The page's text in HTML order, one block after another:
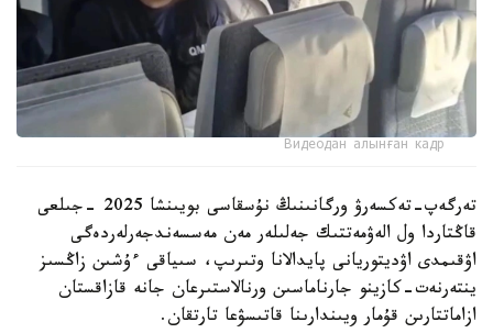
Видеодан алынған кадр
تەرگەپ-تەكسەرۋ ورگانىنىڭ نۇسقاسى بويىنشا 2025 -جىلعى
قاڭتاردا ول الەۋمەتتىك جەلىلەر مەن مەسسەندجەرلەردەگى
اۋقىمدى اۋديتوريانى پايدالانا وتىرىپ، سىياقى ءۇشىن زاڭسىز
ينتەرنەت-كازينو جارناماسىن ورنالاستىرعان جانە قازاقستان
ازاماتتارىن قۇمار ويىندارىنا قاتىسۋعا تارتقان.